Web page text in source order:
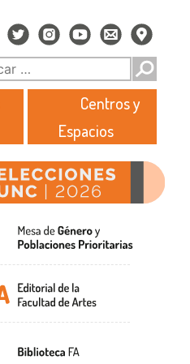
Centros y
Espacios